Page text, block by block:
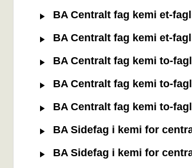
BA Centralt fag kemi et-
BA Centralt fag kemi et-
BA Centralt fag kemi to-
BA Centralt fag kemi to-
BA Centralt fag kemi to-
BA Sidefag i kemi for
BA Sidefag i kemi for